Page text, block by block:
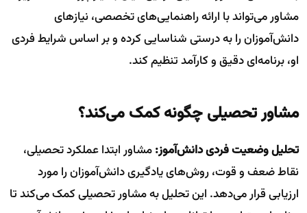
مشاور می‌تواند با ارائه راهنمایی‌های تخصصی، نیازهای
دانش‌آموزان را به درستی شناسایی کرده و بر اساس شرایط فردی
او، برنامه‌ای دقیق و کارآمد تنظیم کند.
مشاور تحصیلی چگونه کمک می‌کند؟
تحلیل وضعیت فردی دانش‌آموز:مشاور ابتدا عملکرد تحصیلی،
نقاط ضعف و قوت، روش‌های یادگیری دانش‌آموزان را مورد
ارزیابی قرار می‌دهد. این تحلیل به مشاور تحصیلی کمک می‌کند تا